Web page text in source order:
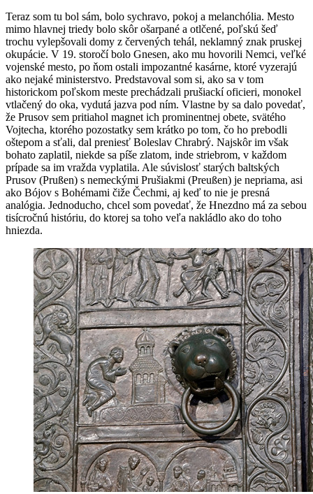
Teraz som tu bol sám, bolo sychravo, pokoj a melanchólia. Mesto
mimo hlavnej triedy bolo skôr ošarpané a otlčené, poľskú šeď
trochu vylepšovali domy z červených tehál, neklamný znak pruskej
okupácie. V 19. storočí bolo Gnesen, ako mu hovorili Nemci, veľké
vojenské mesto, po ňom ostali impozantné kasárne, ktoré vyzerajú
ako nejaké ministerstvo. Predstavoval som si, ako sa v tom
historickom poľskom meste prechádzali prušiackí oficieri, monokel
vtlačený do oka, vydutá jazva pod ním. Vlastne by sa dalo povedať,
že Prusov sem pritiahol magnet ich prominentnej obete, svätého
Vojtecha, ktorého pozostatky sem krátko po tom, čo ho prebodli
oštepom a sťali, dal preniesť Boleslav Chrabrý. Najskôr im však
bohato zaplatil, niekde sa píše zlatom, inde striebrom, v každom
prípade sa im vražda vyplatila. Ale súvislosť starých baltských
Prusov (Prußen) s nemeckými Prušiakmi (Preußen) je nepriama, asi
ako Bójov s Bohémami čiže Čechmi, aj keď to nie je presná
analógia. Jednoducho, chcel som povedať, že Hnezdno má za sebou
tisícročnú históriu, do ktorej sa toho veľa nakládlo ako do toho
hniezda.